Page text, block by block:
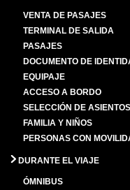
VENTA DE PASAJES
TERMINAL DE SALIDA
PASAJES
DOCUMENTO DE
EQUIPAJE
ACCESO A BORDO
SELECCIÓN DE ASIENTOS
FAMILIA Y NIÑOS
PERSONAS CON
DURANTE EL VIAJE
ÓMNIBUS